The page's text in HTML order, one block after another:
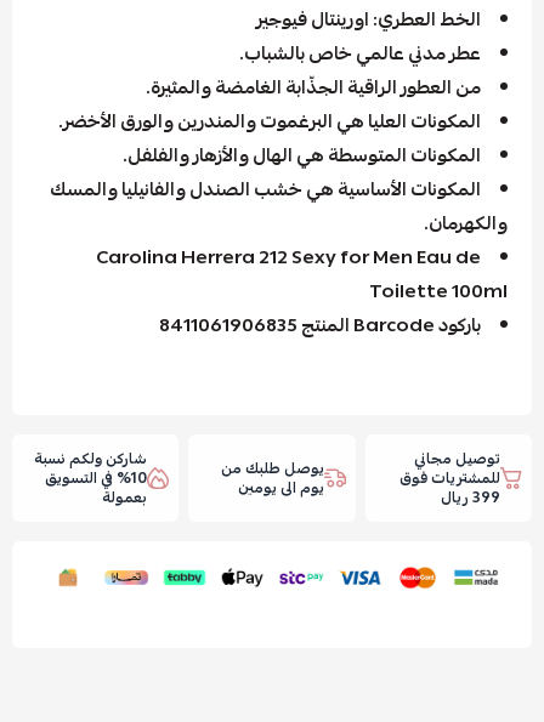
الخط العطري: اورينتال فيوجير
عطر مدني عالمي خاص بالشباب.
من العطور الراقية الجذّابة الغامضة والمثيرة.
المكونات العليا هي البرغموت والمندرين والورق الأخضر.
المكونات المتوسطة هي الهال والأزهار والفلفل.
المكونات الأساسية هي خشب الصندل والفانيليا والمسك
والكهرمان.
Carolina Herrera 212 Sexy for Men Eau de
Toilette 100ml
باركود Barcode المنتج 8411061906835
توصيل مجاني
للمشتريات فوق
399 ريال
يوصل طلبك من
يوم الى يومين
شاركن ولكم نسبة
10% في التسويق
بعمولة